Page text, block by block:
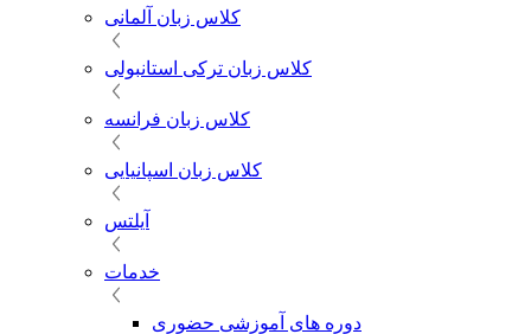
کلاس زبان آلمانی
کلاس زبان ترکی استانبولی
کلاس زبان فرانسه
کلاس زبان اسپانیایی
آیلتس
خدمات
دوره های آموزشی حضوری